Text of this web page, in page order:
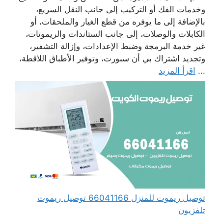
وخدمات الفك أو التركيب إلى جانب النقل السريع،
بالإضافة إلى ما يوفره من قطع الغيار والملحقات، أو
الكابلات والوصلات، إلى جانب الستاندات والريموتات،
غير خدمة البرمجة وضبط الإعدادات، وإزالة التشفير،
وتجديد اشتراك بي أن سبورت، وتوفير الأطباق اللاقطة،
... اقرأ المزيد
توصيل ريموت للمنزل 66041166 توصيل ريموت
تلفزيون